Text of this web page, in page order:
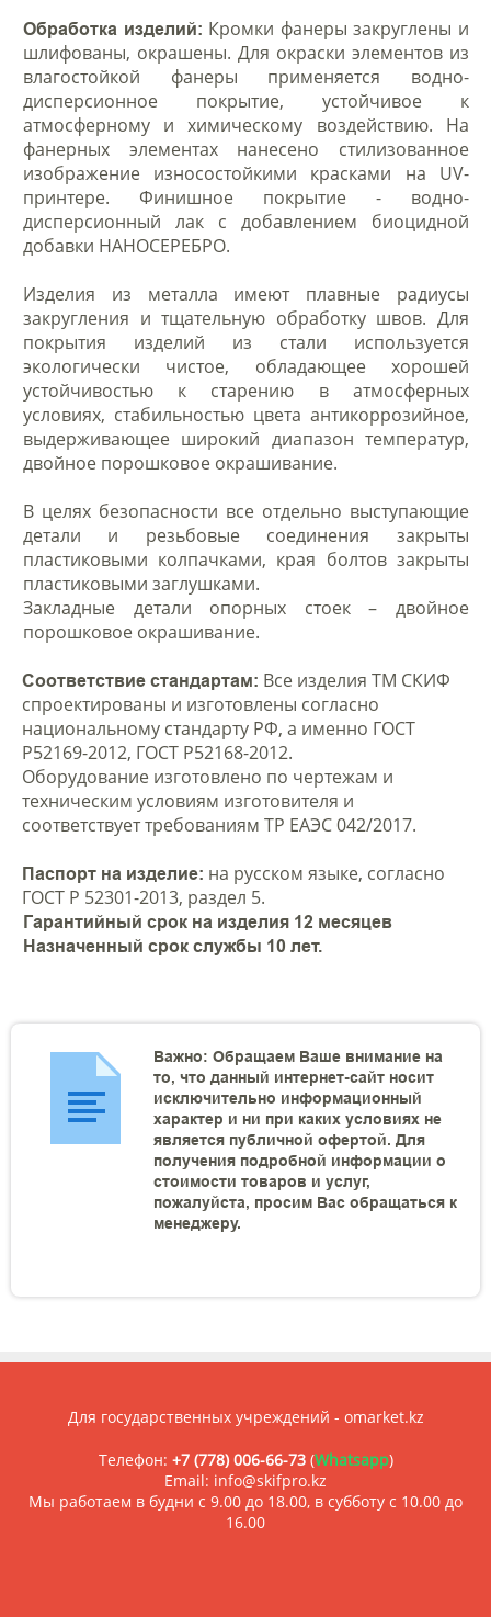
Обработка изделий: Кромки фанеры закруглены и
шлифованы, окрашены. Для окраски элементов из
влагостойкой фанеры применяется водно-
дисперсионное покрытие, устойчивое к
атмосферному и химическому воздействию. На
фанерных элементах нанесено стилизованное
изображение износостойкими красками на UV-
принтере. Финишное покрытие - водно-
дисперсионный лак с добавлением биоцидной
добавки НАНОСЕРЕБРО.
Изделия из металла имеют плавные радиусы
закругления и тщательную обработку швов. Для
покрытия изделий из стали используется
экологически чистое, обладающее хорошей
устойчивостью к старению в атмосферных
условиях, стабильностью цвета антикоррозийное,
выдерживающее широкий диапазон температур,
двойное порошковое окрашивание.
В целях безопасности все отдельно выступающие
детали и резьбовые соединения закрыты
пластиковыми колпачками, края болтов закрыты
пластиковыми заглушками.
Закладные детали опорных стоек – двойное
порошковое окрашивание.
Соответствие стандартам: Все изделия ТМ СКИФ
спроектированы и изготовлены согласно
национальному стандарту РФ, а именно ГОСТ
Р52169-2012, ГОСТ Р52168-2012.
Оборудование изготовлено по чертежам и
техническим условиям изготовителя и
соответствует требованиям ТР ЕАЭС 042/2017.
Паспорт на изделие: на русском языке, согласно
ГОСТ Р 52301-2013, раздел 5.
Гарантийный срок на изделия 12 месяцев
Назначенный срок службы 10 лет.
Важно: Обращаем Ваше внимание на
то, что данный интернет-сайт носит
исключительно информационный
характер и ни при каких условиях не
является публичной офертой. Для
получения подробной информации о
стоимости товаров и услуг,
пожалуйста, просим Вас обращаться к
менеджеру.
Для государственных учреждений - omarket.kz
Телефон: +7 (778) 006-66-73(Whatsapp)
Email: info@skifpro.kz
Мы работаем в будни с 9.00 до 18.00, в субботу с 10.00 до
16.00